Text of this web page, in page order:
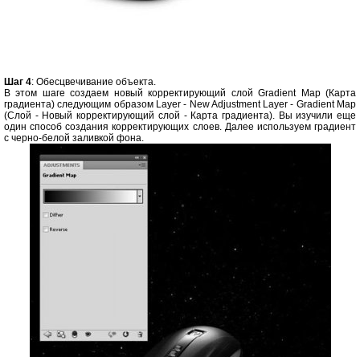
Шаг 4: Обесцвечивание объекта.
В этом шаге создаем новый корректирующий слой Gradient Map (Карта
градиента) следующим образом Layer - New Adjustment Layer - Gradient Map
(Слой - Новый корректирующий слой - Карта градиента). Вы изучили еще
один способ создания корректирующих слоев. Далее используем градиент
с черно-белой заливкой фона.